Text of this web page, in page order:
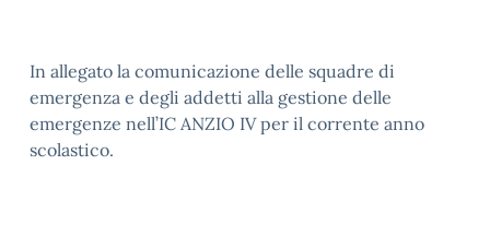
In allegato la comunicazione delle squadre di
emergenza e degli addetti alla gestione delle
emergenze nell’IC ANZIO IV per il corrente anno
scolastico.